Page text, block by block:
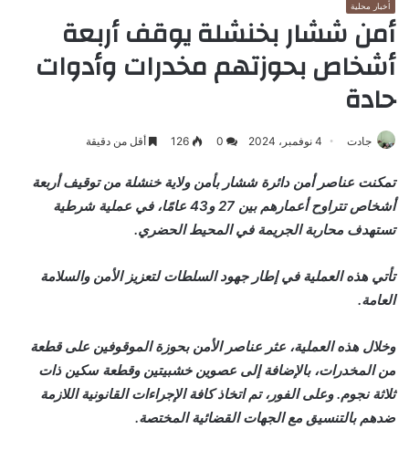
أخبار محلية
أمن ششار بخنشلة يوقف أربعة
أشخاص بحوزتهم مخدرات وأدوات
حادة
جادت 4 نوفمبر، 2024 0
126 أقل من دقيقة
تمكنت عناصر أمن دائرة ششار بأمن ولاية خنشلة من توقيف أربعة
أشخاص تتراوح أعمارهم بين 27 و43 عامًا، في عملية شرطية
تستهدف محاربة الجريمة في المحيط الحضري.
تأتي هذه العملية في إطار جهود السلطات لتعزيز الأمن والسلامة
العامة.
وخلال هذه العملية، عثر عناصر الأمن بحوزة الموقوفين على قطعة
من المخدرات، بالإضافة إلى عصوين خشبيتين وقطعة سكين ذات
ثلاثة نجوم. وعلى الفور، تم اتخاذ كافة الإجراءات القانونية اللازمة
ضدهم بالتنسيق مع الجهات القضائية المختصة.